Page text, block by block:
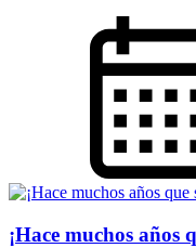
¡Hace muchos años